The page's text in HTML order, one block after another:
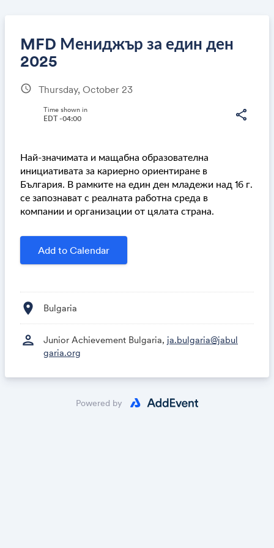
MFD Мениджър за един ден
2025
schedule Thursday, October 23
share
Time shown in
EDT -04:00
Най-значимата и мащабна образователна
инициативата за кариерно ориентиране в
България. В рамките на един ден младежи над 16 г.
се запознават с реалната работна среда в
компании и организации от цялата страна.
Add to Calendar
location_on Bulgaria
person Junior Achievement Bulgaria, ja.bulgaria@jabul
garia.org
Share
Powered by